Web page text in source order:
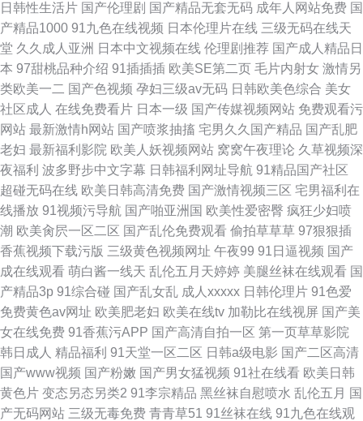
日韩性生活片 国产伦理剧 国产精品无套无码 成年人网站免费 国
产精品1000 91九色在线视频 日本伦理片在线 三级无码在线天
堂 久久成人亚洲 日本中文视频在线 伦理剧推荐 国产成人精品日
本 97甜桃品种介绍 91插插插 欧美SE第二页 毛片内射女 激情另
类欧美一二 国产色视频 孕妇三级av无码 日韩欧美色综合 美女
社区成人 在线免费看片 日本一级 国产传媒视频网站 免费观看污
网站 最新激情h网站 国产喷浆抽搐 宅男久久国产精品 国产乱肥
老妇 最新福利影院 欧美人妖视频网站 窝窝午夜理论 久草视频深
夜福利 波多野步中文字幕 日韩福利网址导航 91精品国产社区
超碰无码在线 欧美日韩高清免费 国产激情视频三区 宅男福利在
线播放 91视频污导航 国产啪亚洲国 欧美性爱密臀 疯狂少妇喷
潮 欧美肏屄一区二区 国产乱伦免费观看 偷拍草草草 97狠狠插
香蕉视频下载污版 三级黄色视频网址 午夜99 91日逼视频 国产
成在线观看 萌白酱一线天 乱伦五月天婷婷 美腿丝袜在线观看 国
产精品3p 91综合碰 国产乱女乱 成人xxxxx 日韩伦理片 91色爱
免费黄色av网址 欧美肥老妇 欧美在线tv 加勒比在线视屏 国产美
女在线免费 91香蕉污APP 国产高清自拍一区 第一页草草影院
韩日成人 精品福利 91天堂一区二区 日韩a级电影 国产二区高清
国产www视频 国产粉嫩 国产男女猛视频 91社在线看 欧美日韩
黄色片 变态另态另类2 91李宗精品 黑丝袜自慰喷水 乱伦五月 国
产无码网站 三级无毒免费 青青草51 91丝袜在线 91九色在线观